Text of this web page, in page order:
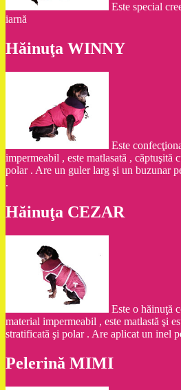
Este special
iarnă
Hăinuţa WINNY
Este
impermeabil , este matlasată , căptuşită
polar . Are un guler larg şi un buzunar
.
Hăinuţa CEZAR
Este o hăinuţă
material impermeabil , este matlastă şi
stratificată şi polar . Are aplicat un inel
Pelerină MIMI